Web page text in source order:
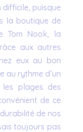
difficile, puisque
la boutique de
Tom Nook, la
aux autres
eux au bon
au rythme d’un
plages des
de ce
de nos
toujours pas